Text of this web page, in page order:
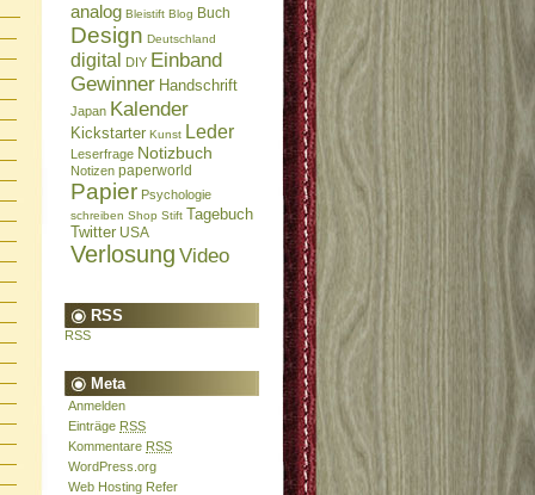
analog Bleistift Blog Buch
Design Deutschland
digital DIY Einband
Gewinner Handschrift
Japan Kalender
Kickstarter Kunst Leder
Leserfrage Notizbuch
Notizen paperworld
Papier Psychologie
schreiben Shop Stift Tagebuch
Twitter USA
Verlosung Video
RSS
RSS
Meta
Anmelden
Einträge RSS
Kommentare RSS
WordPress.org
Web Hosting Refer